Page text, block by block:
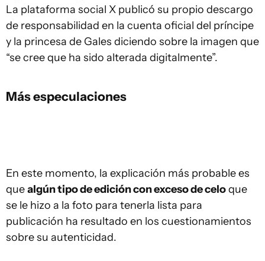
La plataforma social X publicó su propio descargo
de responsabilidad en la cuenta oficial del príncipe
y la princesa de Gales diciendo sobre la imagen que
“se cree que ha sido alterada digitalmente”.
Más especulaciones
En este momento, la explicación más probable es
quealgún tipo de edición con exceso de celoque
se le hizo a la foto para tenerla lista para
publicación ha resultado en los cuestionamientos
sobre su autenticidad.